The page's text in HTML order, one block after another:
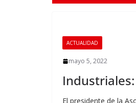
ACTUALIDAD
mayo 5, 2022
El presidente de la